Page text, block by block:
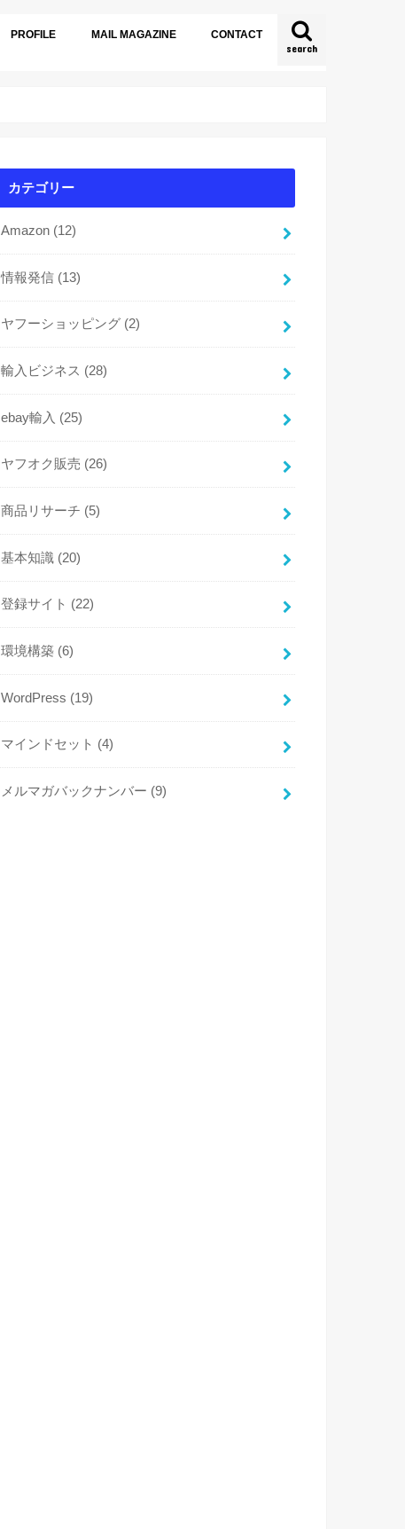
search
PROFILE MAIL MAGAZINE CONTACT
カテゴリー
Amazon (12)
情報発信 (13)
ヤフーショッピング (2)
輸入ビジネス (28)
ebay輸入 (25)
ヤフオク販売 (26)
商品リサーチ (5)
基本知識 (20)
登録サイト (22)
環境構築 (6)
WordPress (19)
マインドセット (4)
メルマガバックナンバー (9)